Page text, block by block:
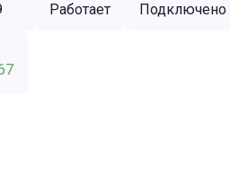
Работает Подключено